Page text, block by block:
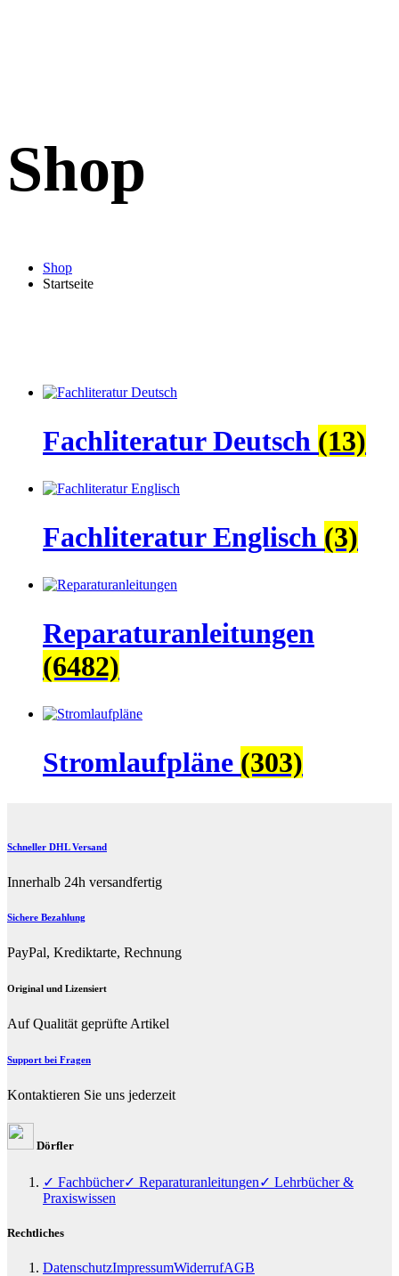
Shop
Shop
Startseite
Fachliteratur Deutsch (13)
Fachliteratur Englisch (3)
Reparaturanleitungen
(6482)
Stromlaufpläne (303)
Schneller DHL Versand
Innerhalb 24h versandfertig
Sichere Bezahlung
PayPal, Krediktarte, Rechnung
Original und Lizensiert
Auf Qualität geprüfte Artikel
Support bei Fragen
Kontaktieren Sie uns jederzeit
Dörfler
✓ Fachbücher✓ Reparaturanleitungen✓ Lehrbücher &
Praxiswissen
Rechtliches
DatenschutzImpressumWiderrufAGB